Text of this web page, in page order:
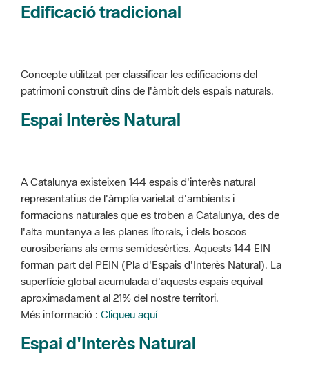
Edificació tradicional
Concepte utilitzat per classificar les edificacions del
patrimoni construït dins de l'àmbit dels espais naturals.
Espai Interès Natural
A Catalunya existeixen 144 espais d'interès natural
representatius de l'àmplia varietat d'ambients i
formacions naturales que es troben a Catalunya, des de
l'alta muntanya a les planes litorals, i dels boscos
eurosiberians als erms semidesèrtics. Aquests 144 EIN
forman part del PEIN (Pla d'Espais d'Interès Natural). La
superfície global acumulada d'aquests espais equival
aproximadament al 21% del nostre territori.
Més informació : Cliqueu aquí
Espai d'Interès Natural